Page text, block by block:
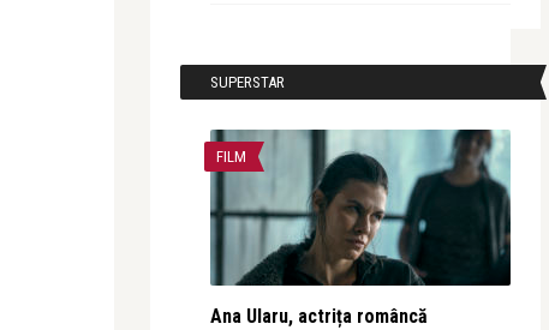
SUPERSTAR
FILM
Ana Ularu, actrița româncă